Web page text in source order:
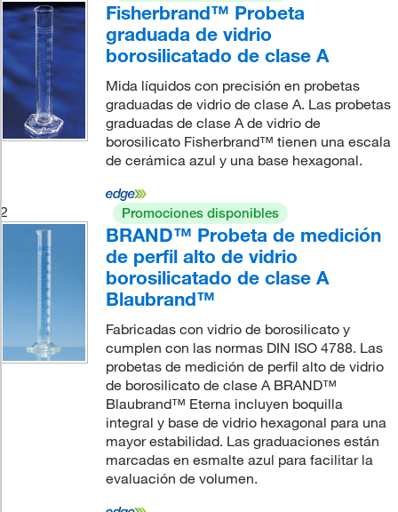
Fisherbrand™ Probeta
graduada de vidrio
borosilicatado de clase A
Mida líquidos con precisión en probetas
graduadas de vidrio de clase A. Las probetas
graduadas de clase A de vidrio de
borosilicato Fisherbrand™ tienen una escala
de cerámica azul y una base hexagonal.
2 Promociones disponibles
BRAND™ Probeta de medición
de perfil alto de vidrio
borosilicatado de clase A
Blaubrand™
Fabricadas con vidrio de borosilicato y
cumplen con las normas DIN ISO 4788. Las
probetas de medición de perfil alto de vidrio
de borosilicato de clase A BRAND™
Blaubrand™ Eterna incluyen boquilla
integral y base de vidrio hexagonal para una
mayor estabilidad. Las graduaciones están
marcadas en esmalte azul para facilitar la
evaluación de volumen.